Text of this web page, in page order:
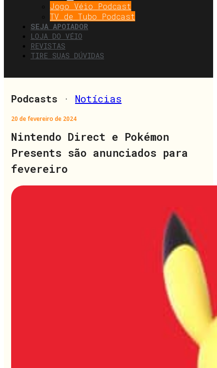
Jogo Véio Podcast
TV de Tubo Podcast
SEJA APOIADOR
LOJA DO VÉIO
REVISTAS
TIRE SUAS DÚVIDAS
Podcasts · Notícias
20 de fevereiro de 2024
Nintendo Direct e Pokémon
Presents são anunciados para
fevereiro